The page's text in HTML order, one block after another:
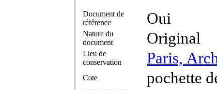
Document de
référence
Oui
Nature du
document
Original
Lieu de
conservation
Paris,
Cote pochette